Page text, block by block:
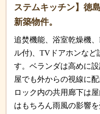
ステムキッチン】徳
新築物件。
追焚機能、浴室乾燥機
ル付)、TVドアホンな
す。ベランダは高めに
屋でも外からの視線に
ロック内の共用廊下は
はもちろん雨風の影響